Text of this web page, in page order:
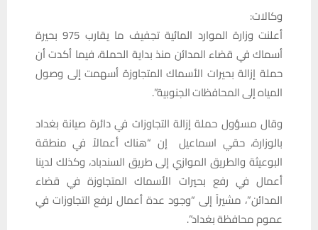
وكالات:
أعلنت وزارة الموارد المائية تجفيف ما يقارب 975 بحيرة
أسماك في قضاء المدائن منذ بداية الحملة، فيما أكدت أن
حملة إزالة بحيرات الأسماك المتجاوزة أسهمت إلى وصول
المياه إلى المحافظات الجنوبية”.
وقال مسؤول حملة إزالة التجاوزات في دائرة صيانة بغداد
بالوزارة، حقي اسماعيل إن “هناك أعمالاً في منطقة
البوعيثة والطريق الموازي إلى طريق السندباد، وكذلك لدينا
أعمال في رفع بحيرات الأسماك المتجاوزة في قضاء
المدائن”، مشيراً إلى “وجود عدة أعمال لرفع التجاوزات في
عموم محافظة بغداد”.